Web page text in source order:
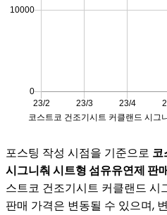
포스팅 작성 시점을 기준으로 코
시그니춰 시트형 섬유유연제 판
스트코 건조기시트 커클랜드 시
판매 가격은 변동될 수 있으며,